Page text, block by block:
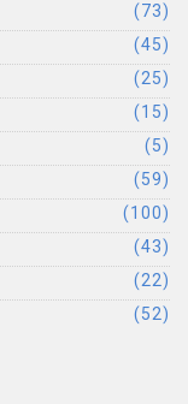
(73)
(45)
(25)
(15)
(5)
(59)
(100)
(43)
(22)
(52)